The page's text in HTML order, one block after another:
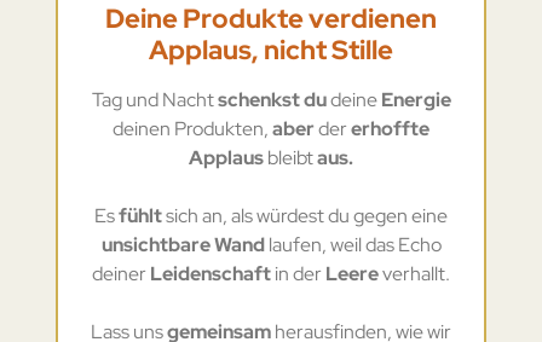
Deine Produkte verdienen
Applaus, nicht Stille
Tag und Nachtschenkst dudeineEnergie
deinen Produkten,aberdererhoffte
Applausbleibtaus.
Esfühltsich an, als würdest du gegen eine
unsichtbare Wandlaufen, weil das Echo
deinerLeidenschaftin derLeereverhallt.
Lass unsgemeinsamherausfinden, wie wir